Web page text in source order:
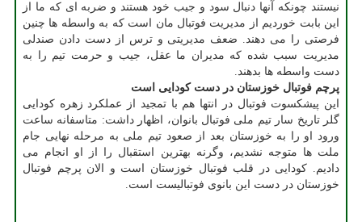
نیستند چونکه آنها دنبال سود و جیب خود هستند و ضربه ای که ما از
این بابت خوردیم از مدیریت فوتبال مان است که به واسطه ها چنین
فرصتی را می دهند. ضعف مدیریتی و ترس از دست دادن صندلی
مدیریت سبب شده که مدیران ما عقل، جیب و حرمت تیم را به
دست واسطه ها بدهند.
پرچم فوتبال خوزستان در دست کودایی است
این پیشکسوت فوتبال در انتها هم با تمجید از عملکرد زهره کودایی
گلر تاریخ سار تیم ملی فوتبال بانوان، اظهار داشت: متاسفانه ساعت
ورود او را به خوزستان بعد از صعود تیم ملی به مرحله نهایی جام
ملت ها متوجه نشدیم، وگرنه بهترین استقبال را از او انجام می
دادیم. کودایی در قلب فوتبال خوزستان است و الان پرچم فوتبال
خوزستان در دست این بانوی فوتبالیست است.